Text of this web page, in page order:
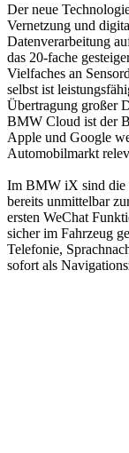
Der neue
Vernetzung und
Datenverarbeitung
das 20-fache
Vielfaches an
selbst ist
Übertragung großer
BMW Cloud ist der
Apple und Google
Automobilmarkt
Im BMW iX sind die
bereits unmittelbar
ersten WeChat
sicher im Fahrzeug
Telefonie,
sofort als